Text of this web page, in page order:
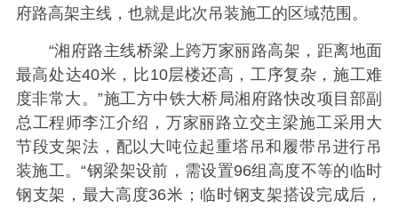
府路高架主线，也就是此次吊装施工的区域范围。
“湘府路主线桥梁上跨万家丽路高架，距离地面
最高处达40米，比10层楼还高，工序复杂，施工难
度非常大。”施工方中铁大桥局湘府路快改项目部副
总工程师李江介绍，万家丽路立交主梁施工采用大
节段支架法，配以大吨位起重塔吊和履带吊进行吊
装施工。“钢梁架设前，需设置96组高度不等的临时
钢支架，最大高度36米；临时钢支架搭设完成后，